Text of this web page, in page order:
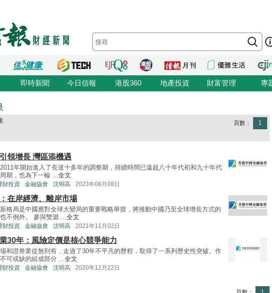
即時新聞 今日信報 港股360 地產投資 財富管理 專
頁數： 1
領增長 灣區添機遇
年開始進入了長達十多年的調整期，持續時間已遠超八十年代初和九十年代
期，也為下一輪 ...全文
財投資 金融協會 沈明高 2023年08月08日
在岸經濟、離岸市場
格局是中國應對全球大變局的重要戰略舉措，將推動中國乃至全球增長方式的
不例外。 參與雙迴 ...全文
財投資 金融協會 沈明高 2021年11月02日
30年：風險定價是核心競爭能力
和證券業從無到有，走過了30年不平凡的歷程，取得了一系列歷史性突破。作
可或缺的組成部分 ...全文
財投資 金融協會 沈明高 2020年12月22日